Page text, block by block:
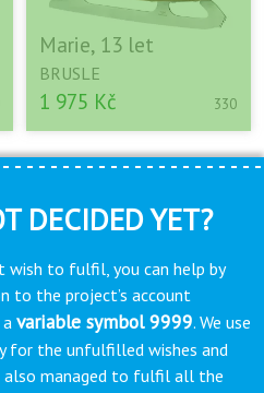
Marie, 13 let
BRUSLE
1 975 Kč 330
DECIDED YET?
wish to fulfil, you can help by
to the project’s account
variable symbol 9999. We use
for the unfulfilled wishes and
also managed to fulfil all the